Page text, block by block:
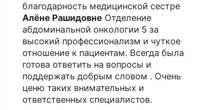
благодарность медицинской сестре
Алёне Рашидовне Отделение
абдоминальной онкологии 5 за
высокий профессионализм и чуткое
отношение к пациентам. Всегда была
готова ответить на вопросы и
поддержать добрым словом . Очень
ценю таких внимательных и
ответственных специалистов.